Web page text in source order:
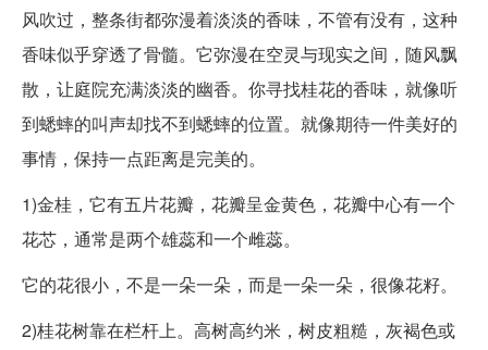
风吹过，整条街都弥漫着淡淡的香味，不管有没有，这种
香味似乎穿透了骨髓。它弥漫在空灵与现实之间，随风飘
散，让庭院充满淡淡的幽香。你寻找桂花的香味，就像听
到蟋蟀的叫声却找不到蟋蟀的位置。就像期待一件美好的
事情，保持一点距离是完美的。
1)金桂，它有五片花瓣，花瓣呈金黄色，花瓣中心有一个
花芯，通常是两个雄蕊和一个雌蕊。
它的花很小，不是一朵一朵，而是一朵一朵，很像花籽。
2)桂花树靠在栏杆上。高树高约米，树皮粗糙，灰褐色或